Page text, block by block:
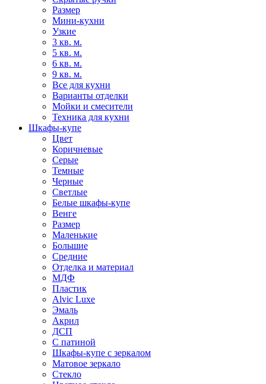
Размер
Мини-кухни
Узкие
3 кв. м.
5 кв. м.
6 кв. м.
9 кв. м.
Все для кухни
Варианты отделки
Мойки и смесители
Техника для кухни
Шкафы-купе
Цвет
Коричневые
Серые
Темные
Черные
Светлые
Белые шкафы-купе
Венге
Размер
Маленькие
Большие
Средние
Отделка и материал
МДФ
Пластик
Alvic Luxe
Эмаль
Акрил
ДСП
С патиной
Шкафы-купе с зеркалом
Матовое зеркало
Стекло